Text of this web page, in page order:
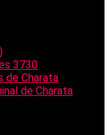
3730
de Charata
de Charata